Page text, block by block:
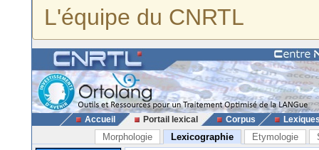
L'équipe du CNRTL
Accueil Portail lexical Corpus
Morphologie Lexicographie Etymologie